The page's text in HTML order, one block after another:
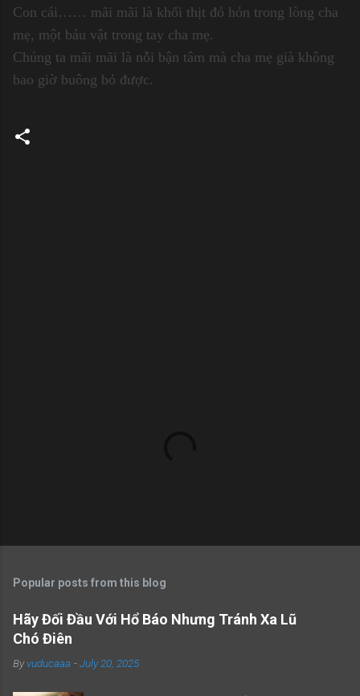
Con cái… … mãi mãi là khối thịt đỏ hỏn trong lòng cha
mẹ, một báu vật trong tay cha mẹ.
Chúng ta mãi mãi là nỗi bận tâm mà cha mẹ già không
bao giờ buông bỏ được.
Popular posts from this blog
Hãy Đối Đầu Với Hổ Báo Nhưng Tránh Xa Lũ
Chó Điên
Byvuducaaa -July 20, 2025